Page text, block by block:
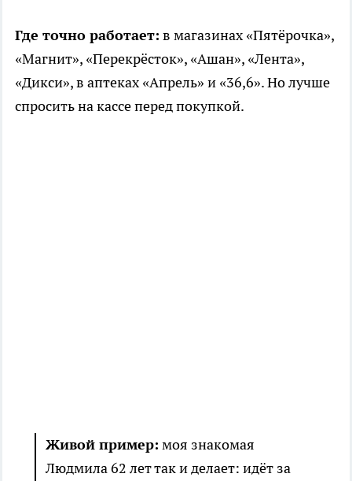
Где точно работает: в магазинах «Пятёрочка»,
«Магнит», «Перекрёсток», «Ашан», «Лента»,
«Дикси», в аптеках «Апрель» и «36,6». Но лучше
спросить на кассе перед покупкой.
Живой пример: моя знакомая
Людмила 62 лет так и делает: идёт за